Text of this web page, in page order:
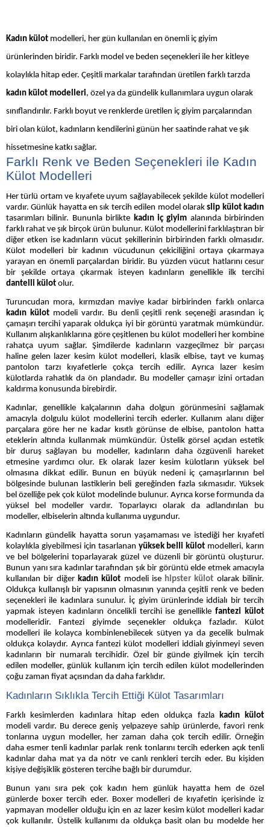
Kadın külot modelleri, her gün kullanılan en önemli iç giyim
ürünlerinden biridir. Farklı model ve beden seçenekleri ile her kitleye
kolaylıkla hitap eder. Çeşitli markalar tarafından üretilen farklı tarzda
kadın külot modelleri, özel ya da gündelik kullanımlara uygun olarak
sınıflandırılır. Farklı boyut ve renklerde üretilen iç giyim parçalarından
biri olan külot, kadınların kendilerini günün her saatinde rahat ve şık
hissetmesine katkı sağlar.
Farklı Renk ve Beden Seçenekleri ile Kadın
Külot Modelleri
Her türlü ortam ve kıyafete uyum sağlayabilecek şekilde külot modelleri
vardır. Günlük hayatta en sık tercih edilen model olarakslip külot kadın
tasarımları bilinir. Bununla birlikte kadın iç giyim alanında birbirinden
farklı rahat ve şık birçok ürün bulunur. Külot modellerini farklılaştıran bir
diğer etken ise kadınların vücut şekillerinin birbirinden farklı olmasıdır.
Külot modelleri bir kadının vücudunun çekiciliğini ortaya çıkarmaya
yarayan en önemli parçalardan biridir. Bu yüzden vücut hatlarını cesur
bir şekilde ortaya çıkarmak isteyen kadınların genellikle ilk tercihi
dantelli külot olur.
Turuncudan mora, kırmızdan maviye kadar birbirinden farklı onlarca
kadın külotmodeli vardır. Bu denli çeşitli renk seçeneği arasından iç
çamaşırı tercihi yaparak oldukça iyi bir görüntü yaratmak mümkündür.
Kullanım alışkanlıklarına göre çeşitlenen bu külot modelleri her kombine
rahatça uyum sağlar. Şimdilerde kadınların vazgeçilmez bir parçası
haline gelen lazer kesim külot modelleri, klasik elbise, tayt ve kumaş
pantolon tarzı kıyafetlerle çokça tercih edilir. Ayrıca lazer kesim
külotlarda rahatlık da ön plandadır. Bu modeller çamaşır izini ortadan
kaldırma konusunda birebirdir.
Kadınlar, genellikle kalçalarının daha dolgun görünmesini sağlamak
amacıyla dolgulu külot modellerini tercih ederler. Kullanım alanı diğer
parçalara göre her ne kadar kısıtlı görünse de elbise, pantolon hatta
eteklerin altında kullanmak mümkündür. Üstelik görsel açıdan estetik
bir duruş sağlayan bu modeller, kadınların daha özgüvenli hareket
etmesine yardımcı olur. Ek olarak lazer kesim külotların yüksek bel
olmasına dikkat edilir. Bunun en büyük nedeni iç çamaşırlarının bel
bölgesinde bulunan lastiklerin beli gereğinden fazla sıkmasıdır. Yüksek
bel özelliğe pek çok külot modelinde bulunur. Ayrıca korse formunda da
yüksel bel modeller vardır. Toparlayıcı olarak da adlandırılan bu
modeller, elbiselerin altında kullanıma uygundur.
Kadınların gündelik hayatta sorun yaşamaması ve istediği her kıyafeti
kolaylıkla giyebilmesi için tasarlanan yüksek belli külot modelleri, karın
ve bel bölgelerini toparlayarak güzel ve düzenli bir görüntü oluşturur.
Bunun yanı sıra kadınlar tarafından şık bir görüntü elde etmek amacıyla
kullanılan bir diğer kadın külot modeli ise hipster külot olarak bilinir.
Oldukça kullanışlı bir yapısının olmasının yanında çeşitli renk ve beden
seçenekleri ile kadınlara sunulur. İç giyim ürünlerinde iddialı bir tercih
yapmak isteyen kadınların öncelikli tercihi ise genelliklefantezi külot
modelleridir. Fantezi giyimde seçenekler oldukça fazladır. Külot
modelleri ile kolayca kombinlenebilecek sütyen ya da gecelik bulmak
oldukça kolaydır. Ayrıca fantezi külot modelleri iddialı giyinmeyi seven
kadınların bir numaralı tercihidir. Özel bir günde giyilmek için tercih
edilen modeller, günlük kullanım için tercih edilen külot modellerinden
çoğu zaman fiyat açısından da daha farklıdır.
Kadınların Sıklıkla Tercih Ettiği Külot Tasarımları
Farklı kesimlerden kadınlara hitap eden oldukça fazla kadın külot
modeli vardır. Bu derece geniş yelpazeye sahip ürünlerde, favori renk
tonlarına uygun modeller, her zaman daha çok tercih edilir. Örneğin
daha esmer tenli kadınlar parlak renk tonlarını tercih ederken açık tenli
kadınlar daha mat ya da nötr ve canlı renkleri tercih eder. Bu kişiden
kişiye değişiklik gösteren tercihe bağlı bir durumdur.
Bunun yanı sıra pek çok kadın hem günlük hayatta hem de özel
günlerde boxer tercih eder. Boxer modelleri de kıyafetin içerisinde iz
yapmayan modeller olduğu için en az lazer kesim külot modelleri kadar
çok kullanılır. Üstelik kullanımı da oldukça basit olan bu modelde her